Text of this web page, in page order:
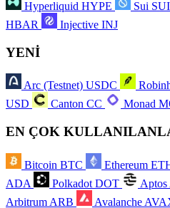
Hyperliquid HYPE Sui SUI
HBAR
Injective INJ
YENİ
Arc (Testnet) USDC
USD
Canton CC Monad
EN ÇOK
Bitcoin BTC Ethereum
ADA
Polkadot DOT Aptos
Arbitrum ARB Avalanche